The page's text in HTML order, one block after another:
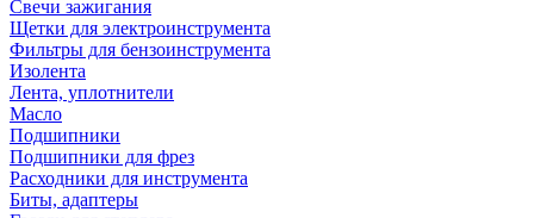
Свечи зажигания
Щетки для электроинструмента
Фильтры для бензоинструмента
Изолента
Лента, уплотнители
Масло
Подшипники
Подшипники для фрез
Расходники для инструмента
Биты, адаптеры